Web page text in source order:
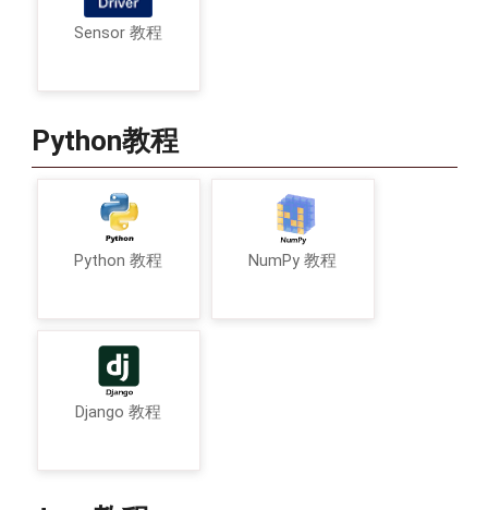
Sensor 教程
Python教程
Python 教程 NumPy 教程
Django 教程